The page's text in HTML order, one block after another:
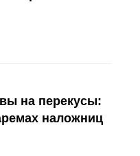
на перекусы:
наложниц